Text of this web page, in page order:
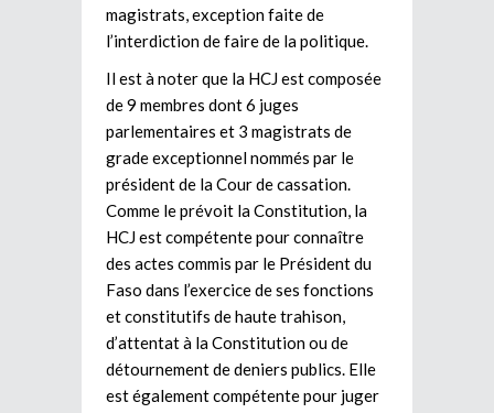
magistrats, exception faite de
l’interdiction de faire de la politique.
Il est à noter que la HCJ est composée
de 9 membres dont 6 juges
parlementaires et 3 magistrats de
grade exceptionnel nommés par le
président de la Cour de cassation.
Comme le prévoit la Constitution, la
HCJ est compétente pour connaître
des actes commis par le Président du
Faso dans l’exercice de ses fonctions
et constitutifs de haute trahison,
d’attentat à la Constitution ou de
détournement de deniers publics. Elle
est également compétente pour juger